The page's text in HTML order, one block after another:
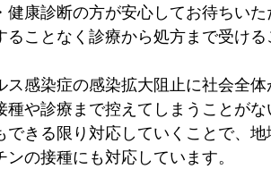
健康診断の方が安心してお待ちい
ることなく診療から処方まで受け
ス感染症の感染拡大阻止に社会全
種や診療まで控えてしまうことが
できる限り対応していくことで、地
の接種にも対応しています。